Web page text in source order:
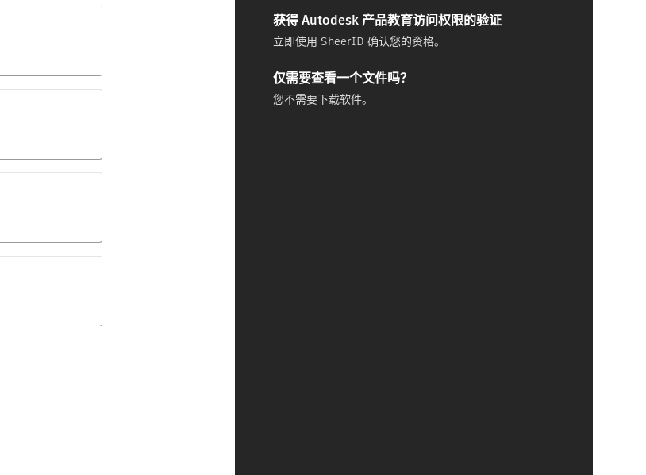
获得 Autodesk 产品教育访问权限的验证
立即使用 SheerID 确认您的资格。
仅需要查看一个文件吗？
您不需要下载软件。